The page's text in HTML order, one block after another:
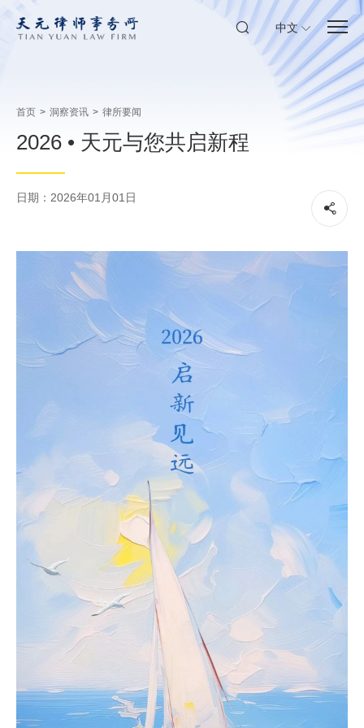
中文
首页 > 洞察资讯 > 律所要闻
2026 • 天元与您共启新程
日期：2026年01月01日